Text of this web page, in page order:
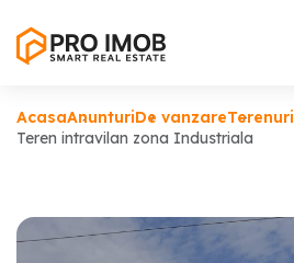
AcasaAnunturiDe vanzareTerenuri
Teren intravilan zona Industriala